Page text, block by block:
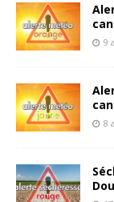
9
8